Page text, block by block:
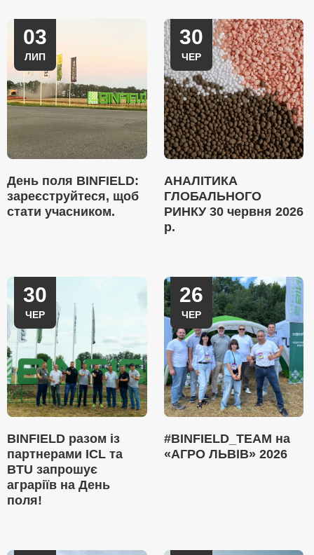
03
ЛИП
День поля BINFIELD:
зареєструйтеся, щоб
стати учасником.
30
ЧЕР
АНАЛІТИКА
ГЛОБАЛЬНОГО
РИНКУ 30 червня 2026
р.
30
ЧЕР
BINFIELD разом із
партнерами ICL та
BTU запрошує
аграріїв на День
поля!
26
ЧЕР
#BINFIELD_TEAM на
«АГРО ЛЬВІВ» 2026